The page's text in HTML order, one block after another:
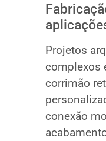
Projetos
complexos
corrimão
conexão